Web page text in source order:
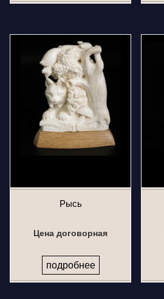
Рысь
Цена договорная
подробнее